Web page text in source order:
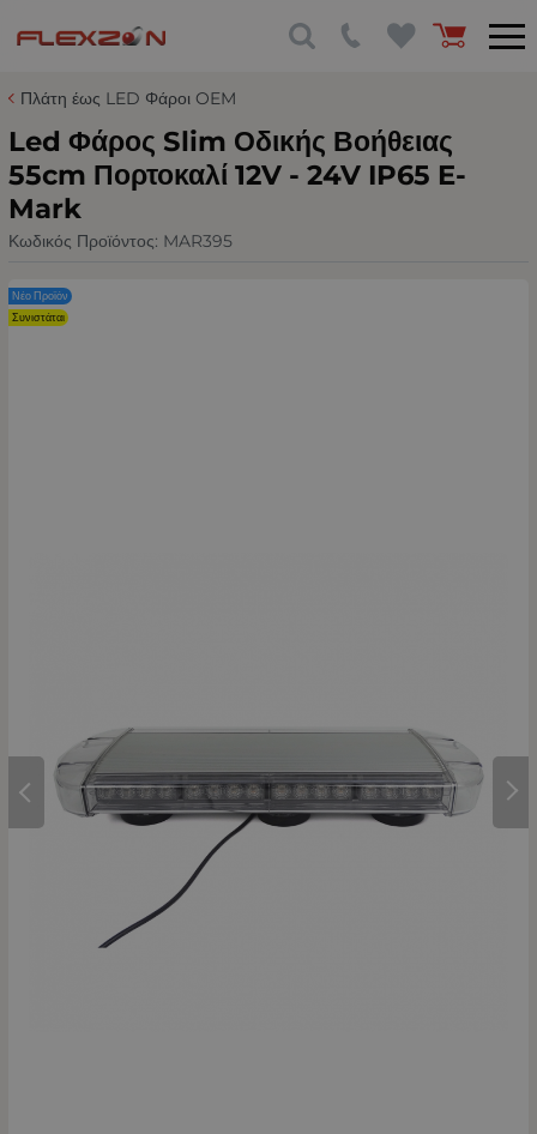
Πλάτη έως LED Φάροι OEM
Led Φάρος Slim Οδικής Βοήθειας
55cm Πορτοκαλί 12V - 24V IP65 E-
Mark
Κωδικός Προϊόντος: MAR395
Νέο Προϊόν
Συνιστάται